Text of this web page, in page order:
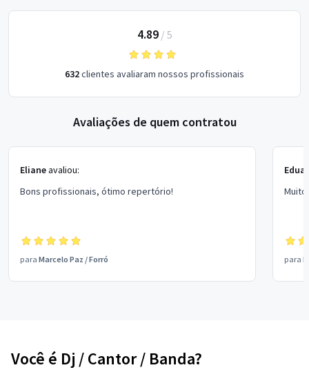
4.89/ 5
632clientes avaliaram nossos profissionais
Avaliações de quem contratou
Elianeavaliou:
Bons profissionais, ótimo repertório!
para Marcelo Paz /Forró para
Você é Dj / Cantor / Banda?